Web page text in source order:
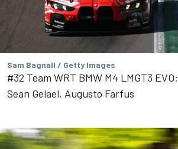
Sam Bagnall / Getty Images
#32 Team WRT BMW M4 LMGT3
Sean Gelael, Augusto Farfus